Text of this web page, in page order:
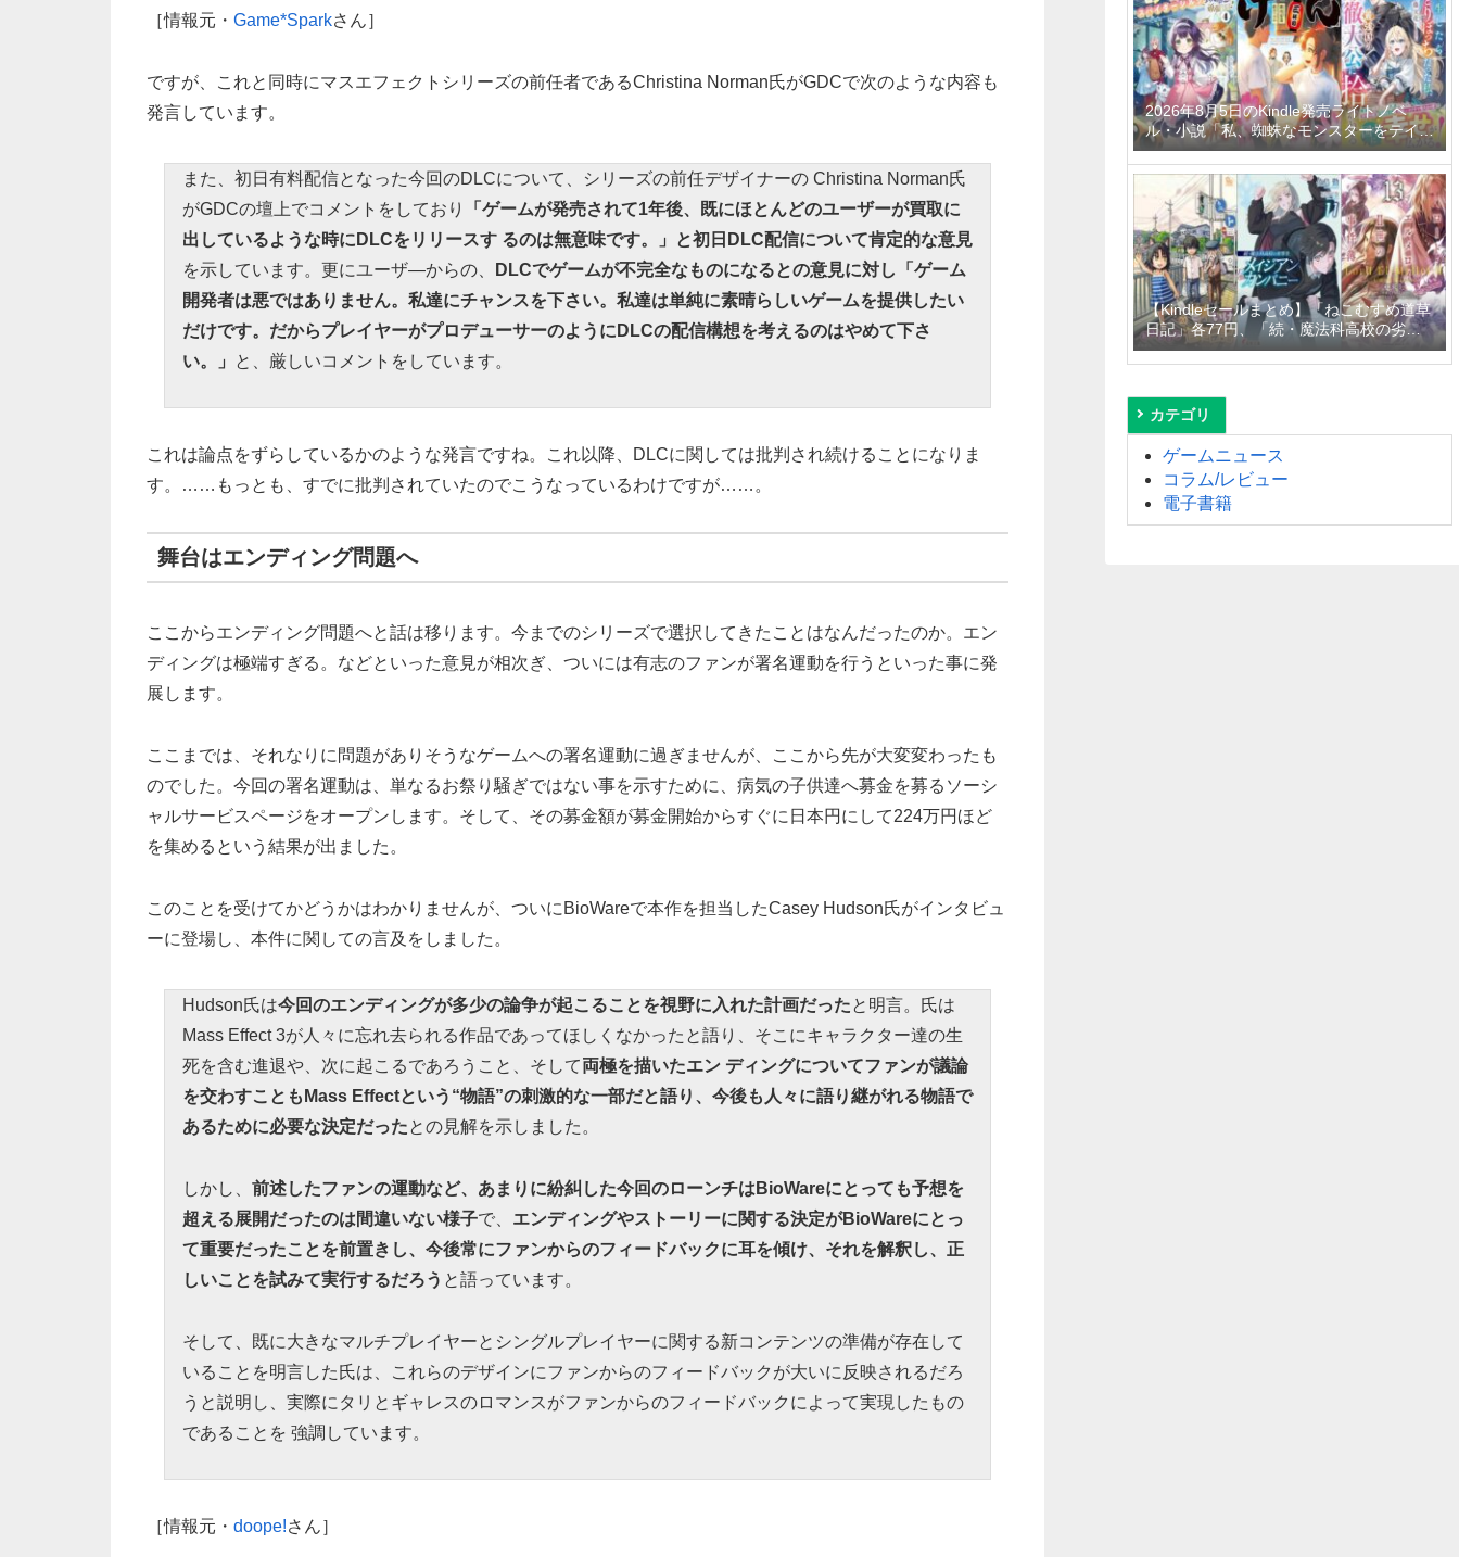
［情報元・ Game*Sparkさん］
ですが、これと同時にマスエフェクトシリーズの前任者であるChristina Norman氏がGDCで次のような内容も
発言しています。
また、初日有料配信となった今回のDLCについて、シリーズの前任デザイナーの Christina Norman氏
がGDCの壇上でコメントをしており
「ゲームが発売されて1年後、既にほとんどのユーザーが買取に
出しているような時にDLCをリリースす るのは無意味です。」と初日DLC配信について肯定的な意見
を示しています。更にユーザ―からの、
DLCでゲームが不完全なものになるとの意見に対し「ゲーム
開発者は悪ではありません。私達にチャンスを下さい。私達は単純に素晴らしいゲームを提供したい
だけです。だからプレイヤーがプロデューサーのようにDLCの配信構想を考えるのはやめて下さ
い。」
と、厳しいコメントをしています。
これは論点をずらしているかのような発言ですね。これ以降、DLCに関しては批判され続けることになりま
す。……もっとも、すでに批判されていたのでこうなっているわけですが……。
舞台はエンディング問題へ
ここからエンディング問題へと話は移ります。今までのシリーズで選択してきたことはなんだったのか。エン
ディングは極端すぎる。などといった意見が相次ぎ、ついには有志のファンが署名運動を行うといった事に発
展します。
ここまでは、それなりに問題がありそうなゲームへの署名運動に過ぎませんが、ここから先が大変変わったも
のでした。今回の署名運動は、単なるお祭り騒ぎではない事を示すために、病気の子供達へ募金を募るソーシ
ャルサービスページをオープンします。そして、その募金額が募金開始からすぐに日本円にして224万円ほど
を集めるという結果が出ました。
このことを受けてかどうかはわかりませんが、ついにBioWareで本作を担当したCasey Hudson氏がインタビュ
ーに登場し、本件に関しての言及をしました。
Hudson氏は今回のエンディングが多少の論争が起こることを視野に入れた計画だったと明言。氏は
Mass Effect 3が人々に忘れ去られる作品であってほしくなかったと語り、そこにキャラクター達の生
死を含む進退や、次に起こるであろうこと、そして両極を描いたエン ディングについてファンが議論
を交わすこともMass Effectという“物語”の刺激的な一部だと語り、今後も人々に語り継がれる物語で
あるために必要な決定だったとの見解を示しました。
しかし、 前述したファンの運動など、あまりに紛糾した今回のローンチはBioWareにとっても予想を
超える展開だったのは間違いない様子で、 エンディングやストーリーに関する決定がBioWareにとっ
て重要だったことを前置きし、今後常にファンからのフィードバックに耳を傾け、それを解釈し、正
しいことを試みて実行するだろう と語っています。
そして、既に大きなマルチプレイヤーとシングルプレイヤーに関する新コンテンツの準備が存在して
いることを明言した氏は、これらのデザインにファンからのフィードバックが大いに反映されるだろ
うと説明し、実際にタリとギャレスのロマンスがファンからのフィードバックによって実現したもの
であることを 強調しています。
［情報元・ doope!さん］
2026年8月5日のKindle発売ライトノベ
ル・小説「私、蜘蛛なモンスターをテイム
したので、スパイダーシルクで裁縫を頑張
ります！ 4巻」「異世界居酒屋「げん」三
杯目」「転生したらひとりぼっちだった
私、最強国の冷徹大公に拾われる～不愛想
な最強保護者のもとで、稀代の才能が花開
きました～」など
【Kindleセールまとめ】「ねこむすめ道草
日記」各77円、「続・魔法科高校の劣等
生 メイジアン・カンパニー」99円～
50%off、「ロード・エルメロイＩＩ世の
カテゴリ
ゲームニュース
コラム/レビュー
電子書籍